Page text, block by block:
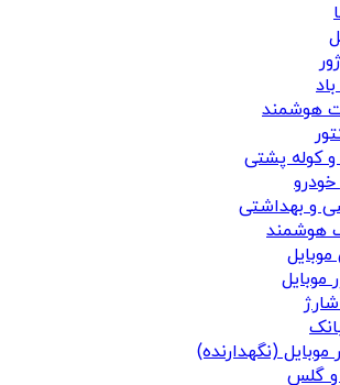
هوشمند
کوله پشتی
خودرو
و بهداشتی
هوشمند
موبایل
موبایل
موبایل (نگهدارنده)
گلس